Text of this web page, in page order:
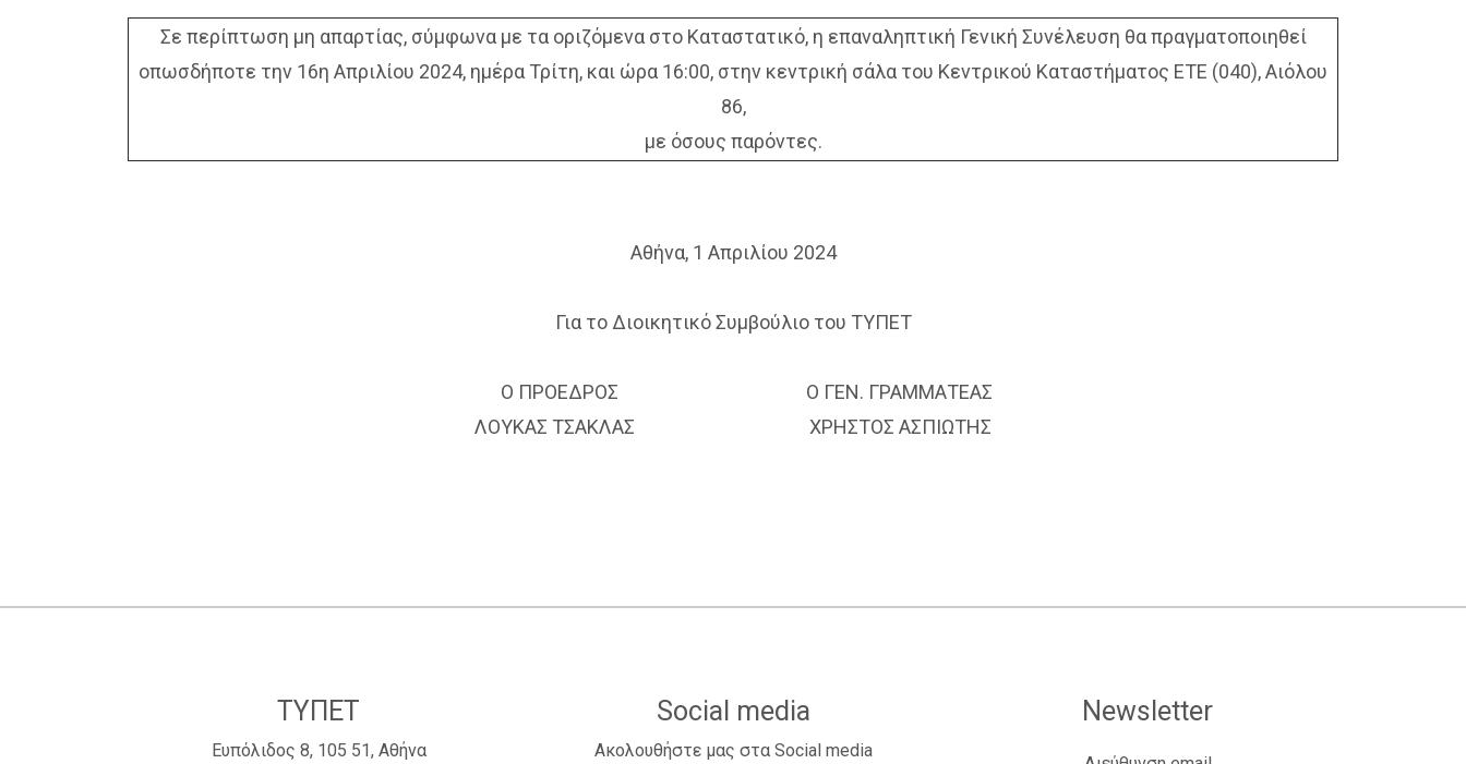
Σε περίπτωση μη απαρτίας, σύμφωνα με τα οριζόμενα στο Καταστατικό, η επαναληπτική Γενική Συνέλευση θα πραγματοποιηθεί
οπωσδήποτε την 16η Απριλίου 2024, ημέρα Τρίτη, και ώρα 16:00, στην κεντρική σάλα του Κεντρικού Καταστήματος ΕΤΕ (040), Αιόλου
86,
με όσους παρόντες.
Αθήνα, 1 Απριλίου 2024
Για το Διοικητικό Συμβούλιο του ΤΥΠΕΤ
Ο ΠΡΟΕΔΡΟΣ Ο ΓΕΝ. ΓΡΑΜΜΑΤΕΑΣ
ΛΟΥΚΑΣ ΤΣΑΚΛΑΣ XΡΗΣΤΟΣ ΑΣΠΙΩΤΗΣ
ΤΥΠΕΤ
Ευπόλιδος 8, 105 51, Αθήνα
Social media
Ακολουθήστε μας στα Social media
Newsletter